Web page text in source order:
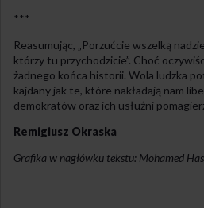
***
Reasumując, „Porzućcie wszelką
którzy tu przychodzicie”. Choć
żadnego końca historii. Wola ludzka
kajdany jak te, które nakładają nam
demokratów oraz ich usłużni
Remigiusz Okraska
Grafika w nagłówku tekstu: Mohamed